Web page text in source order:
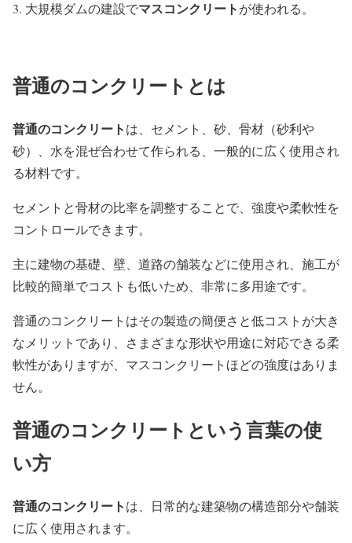
大規模ダムの建設でマスコンクリートが使われる。
普通のコンクリートとは
普通のコンクリートは、セメント、砂、骨材（砂利や
砂）、水を混ぜ合わせて作られる、一般的に広く使用され
る材料です。
セメントと骨材の比率を調整することで、強度や柔軟性を
コントロールできます。
主に建物の基礎、壁、道路の舗装などに使用され、施工が
比較的簡単でコストも低いため、非常に多用途です。
普通のコンクリートはその製造の簡便さと低コストが大き
なメリットであり、さまざまな形状や用途に対応できる柔
軟性がありますが、マスコンクリートほどの強度はありま
せん。
普通のコンクリートという言葉の使
い方
普通のコンクリートは、日常的な建築物の構造部分や舗装
に広く使用されます。